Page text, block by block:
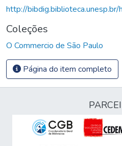
http://
Coleções
O Commercio de São Paulo
Página do item completo